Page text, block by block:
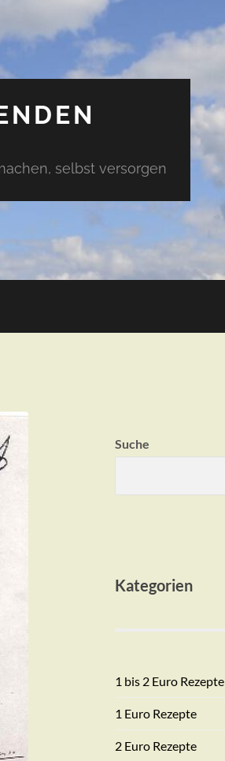
selbst versorgen
Suche
Kategorien
1 bis 2 Euro Rezepte
1 Euro Rezepte
2 Euro Rezepte